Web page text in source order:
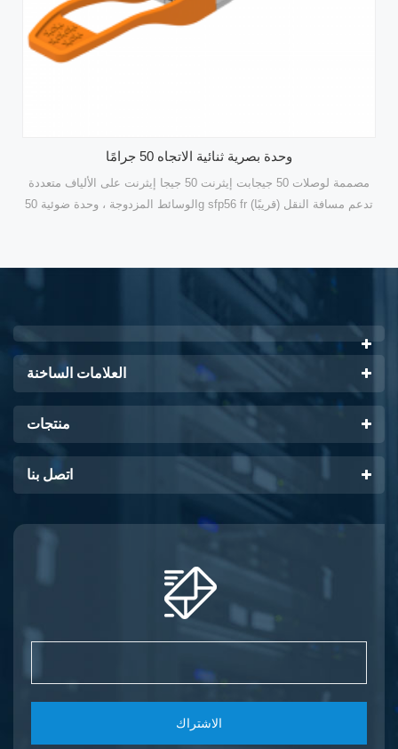
وحدة بصرية ثنائية الاتجاه 50 جرامًا
مصممة لوصلات 50 جيجابت إيثرنت 50 جيجا إيثرنت على الألياف متعددة
الوسائط المزدوجة ، وحدة ضوئية 50g sfp56 fr (قريبًا) تدعم مسافة النقل
العلامات الساخنة
منتجات
اتصل بنا
الاشتراك